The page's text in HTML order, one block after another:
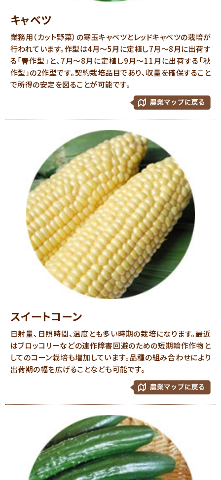
キャベツ
業務用（カット野菜）の寒玉キャベツとレッドキャベツの栽培が
行われています。作型は4月～5月に定植し7月～8月に出荷す
る「春作型」と、7月～8月に定植し9月～11月に出荷する「秋
作型」の2作型です。契約栽培品目であり、収量を確保すること
で所得の安定を図ることが可能です。
スイートコーン
日射量、日照時間、温度とも多い時期の栽培になります。最近
はブロッコリーなどの連作障害回避のための短期輪作作物と
してのコーン栽培も増加しています。品種の組み合わせにより
出荷期の幅を広げることなども可能です。